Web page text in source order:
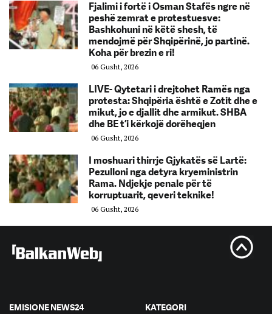
Fjalimi i fortë i Osman Stafës ngre në
peshë zemrat e protestuesve:
Bashkohuni në këtë shesh, të
mendojmë për Shqipërinë, jo partinë.
Koha për brezin e ri!
06 Gusht, 2026
LIVE- Qytetari i drejtohet Ramës nga
protesta: Shqipëria është e Zotit dhe e
mikut, jo e djallit dhe armikut. SHBA
dhe BE t’i kërkojë dorëheqjen
06 Gusht, 2026
I moshuari thirrje Gjykatës së Lartë:
Pezulloni nga detyra kryeministrin
Rama. Ndjekje penale për të
korruptuarit, qeveri teknike!
06 Gusht, 2026
EMISIONE NEWS24 KATEGORI